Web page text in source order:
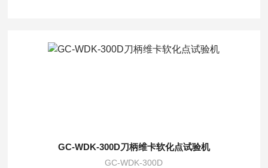
GC-WDK-300D刀柄维卡软化点试验机
GC-WDK-300D